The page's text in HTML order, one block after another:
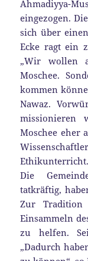
Ahmadiyya-
eingezogen.
sich über
Ecke ragt ein
„Wir wollen
Moschee.
kommen
Nawaz.
missionieren
Moschee eher
Ethikunterricht.
Die
tatkräftig,
Zur Tradition
Einsammeln
zu helfen.
„Dadurch